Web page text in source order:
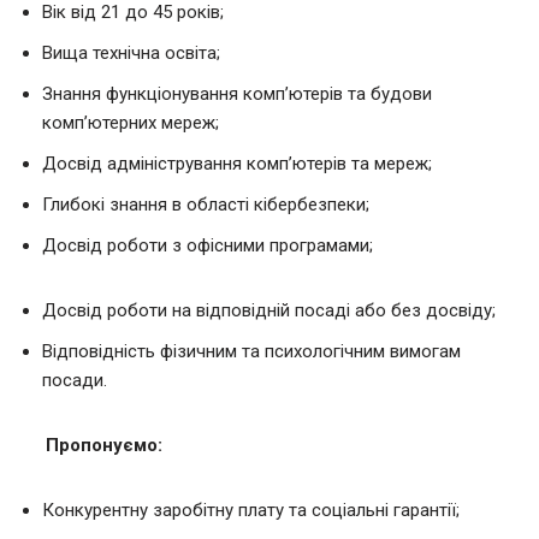
Вік від 21 до 45 років;
Вища технічна освіта;
Знання функціонування комп’ютерів та будови
комп’ютерних мереж;
Досвід адміністрування комп’ютерів та мереж;
Глибокі знання в області кібербезпеки;
Досвід роботи з офісними програмами;
Досвід роботи на відповідній посаді або без досвіду;
Відповідність фізичним та психологічним вимогам
посади.
Пропонуємо:
Конкурентну заробітну плату та соціальні гарантії;